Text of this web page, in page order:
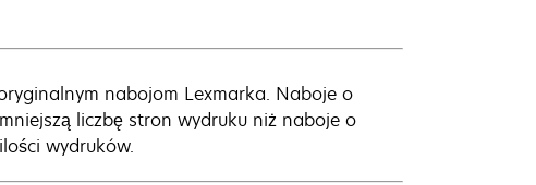
nabojom Lexmarka. Naboje o
liczbę stron wydruku niż naboje o
wydruków.